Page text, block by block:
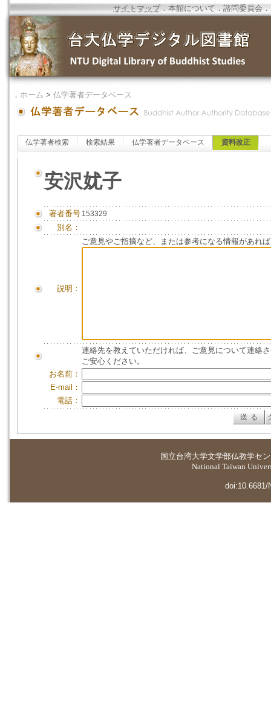
サイトマップ．本館について ．諮問委員会 ．
． ホーム > 仏学著者データベース
仏学著者検索 検索結果 仏学著者データベース 資料改正
安沢㚭子
著者番号 153329
別名：
説明：
ご意見やご指摘など、または参考になる情報があれ
連絡先を教えていただければ、ご意見について連絡
ご安心ください。
お名前：
E-mail：
電話：
国立台湾大学文学部仏教学セ
National Taiwan
doi:10.6681/